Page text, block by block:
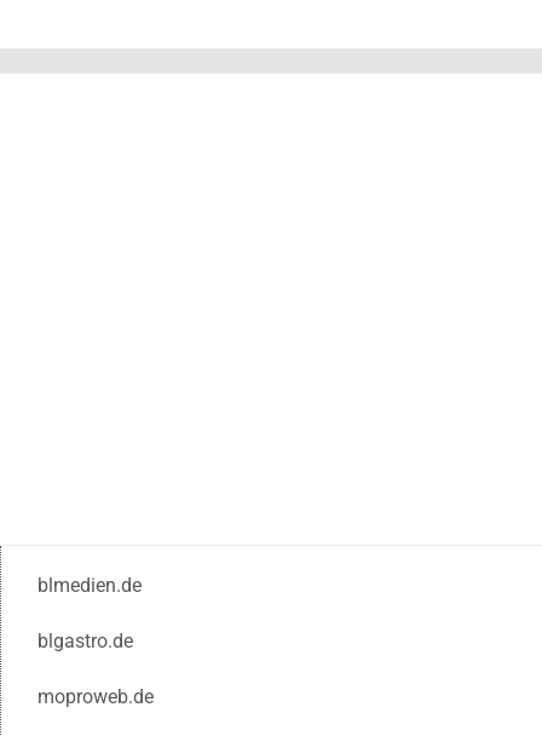
blmedien.de
blgastro.de
moproweb.de